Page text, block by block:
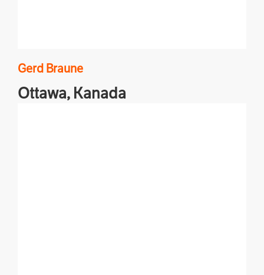
Gerd Braune
Ottawa, Kanada